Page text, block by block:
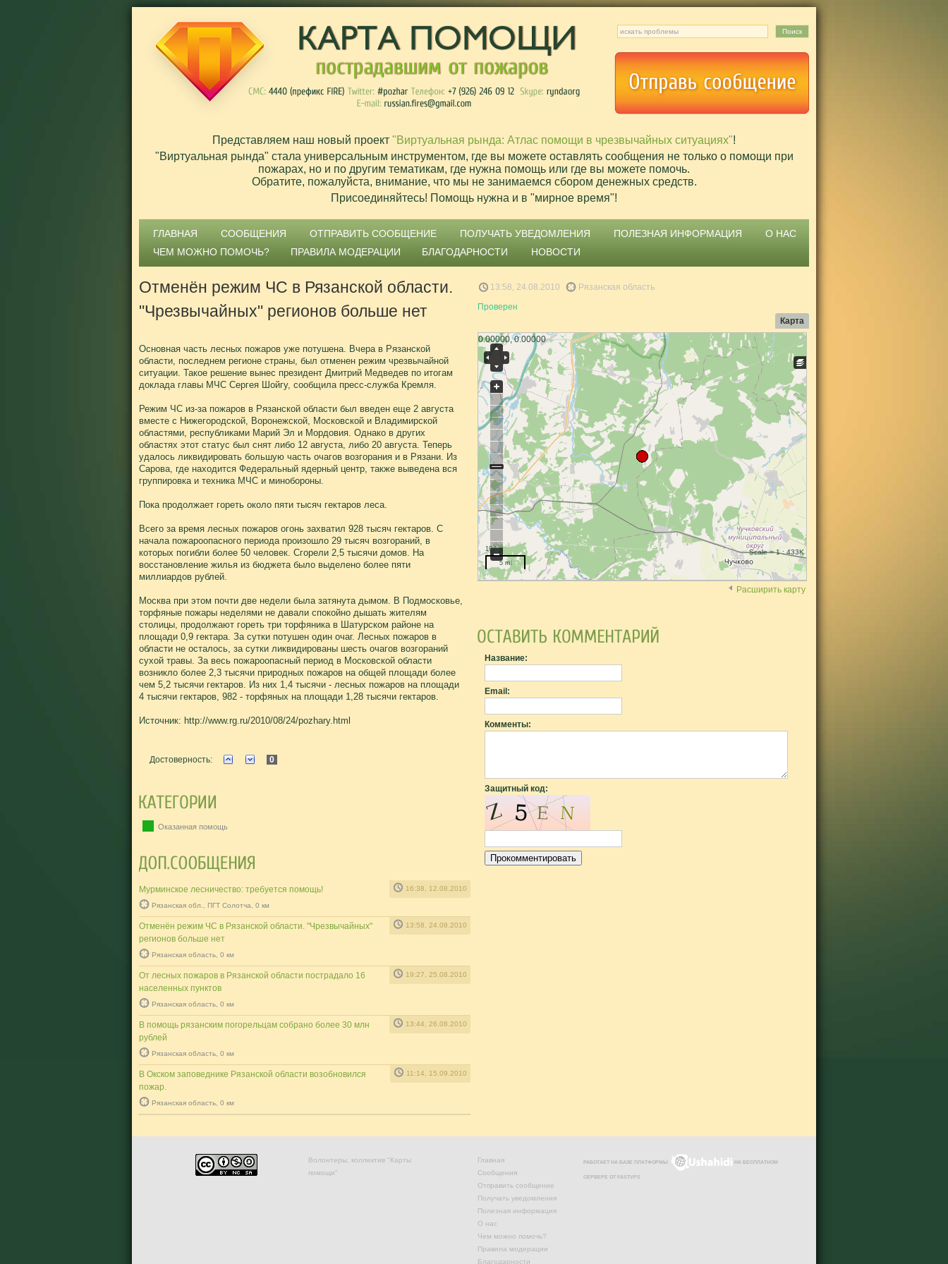
Представляем наш новый проект "Виртуальная рында: Атлас помощи в чрезвычайных ситуациях"!
"Виртуальная рында" стала универсальным инструментом, где вы можете оставлять сообщения не только о помощи при
пожарах, но и по другим тематикам, где нужна помощь или где вы можете помочь.
Обратите, пожалуйста, внимание, что мы не занимаемся сбором денежных средств.
Присоединяйтесь! Помощь нужна и в "мирное время"!
ГЛАВНАЯ СООБЩЕНИЯ ОТПРАВИТЬ СООБЩЕНИЕ ПОЛУЧАТЬ УВЕДОМЛЕНИЯ ПОЛЕЗНАЯ ИНФОРМАЦИЯ
О НАС
ЧЕМ МОЖНО ПОМОЧЬ?
ПРАВИЛА МОДЕРАЦИИ БЛАГОДАРНОСТИ НОВОСТИ
Отменён режим ЧС в Рязанской области.
"Чрезвычайных" регионов больше нет
Основная часть лесных пожаров уже потушена. Вчера в Рязанской
области, последнем регионе страны, был отменен режим чрезвычайной
ситуации. Такое решение вынес президент Дмитрий Медведев по итогам
доклада главы МЧС Сергея Шойгу, сообщила пресс-служба Кремля.
Режим ЧС из-за пожаров в Рязанской области был введен еще 2 августа
вместе с Нижегородской, Воронежской, Московской и Владимирской
областями, республиками Марий Эл и Мордовия. Однако в других
областях этот статус был снят либо 12 августа, либо 20 августа. Теперь
удалось ликвидировать большую часть очагов возгорания и в Рязани. Из
Сарова, где находится Федеральный ядерный центр, также выведена вся
группировка и техника МЧС и минобороны.
Пока продолжает гореть около пяти тысяч гектаров леса.
Всего за время лесных пожаров огонь захватил 928 тысяч гектаров. С
начала пожароопасного периода произошло 29 тысяч возгораний, в
которых погибли более 50 человек. Сгорели 2,5 тысячи домов. На
восстановление жилья из бюджета было выделено более пяти
миллиардов рублей.
Москва при этом почти две недели была затянута дымом. В Подмосковье,
торфяные пожары неделями не давали спокойно дышать жителям
столицы, продолжают гореть три торфяника в Шатурском районе на
площади 0,9 гектара. За сутки потушен один очаг. Лесных пожаров в
области не осталось, за сутки ликвидированы шесть очагов возгораний
сухой травы. За весь пожароопасный период в Московской области
возникло более 2,3 тысячи природных пожаров на общей площади более
чем 5,2 тысячи гектаров. Из них 1,4 тысячи - лесных пожаров на площади
4 тысячи гектаров, 982 - торфяных на площади 1,28 тысячи гектаров.
Источник: http://www.rg.ru/2010/08/24/pozhary.html
Достоверность: 0
Оказанная помощь
Мурминское лесничество: требуется помощь! 16:38, 12.08.2010
Рязанская обл., ПГТ Солотча, 0 км
Отменён режим ЧС в Рязанской области. "Чрезвычайных"
регионов больше нет
13:58, 24.08.2010
Рязанская область, 0 км
От лесных пожаров в Рязанской области пострадало 16
населенных пунктов
19:27, 25.08.2010
Рязанская область, 0 км
В помощь рязанским погорельцам собрано более 30 млн
рублей
13:44, 26.08.2010
Рязанская область, 0 км
В Окском заповеднике Рязанской области возобновился
пожар.
11:14, 15.09.2010
Рязанская область, 0 км
13:58, 24.08.2010
Рязанская область
Проверен
Карта
0.00000, 0.00000
Scale = 1 : 433K
10 km
5 mi
Расширить карту
Название:
Email:
Комменты:
Защитный код:
Волонтеры, коллектив "Карты
помощи"
Главная
Сообщения
Отправить сообщение
Получать уведомления
Полезная информация
О нас
Чем можно помочь?
Правила модерации
Благодарности
РАБОТАЕТ НА БАЗЕ ПЛАТФОРМЫ НА БЕСПЛАТНОМ
СЕРВЕРЕ ОТ FASTVPS